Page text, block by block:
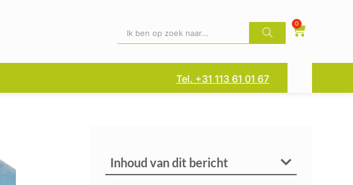
0
Tel. +31 113 61 01 67
Inhoud van dit bericht